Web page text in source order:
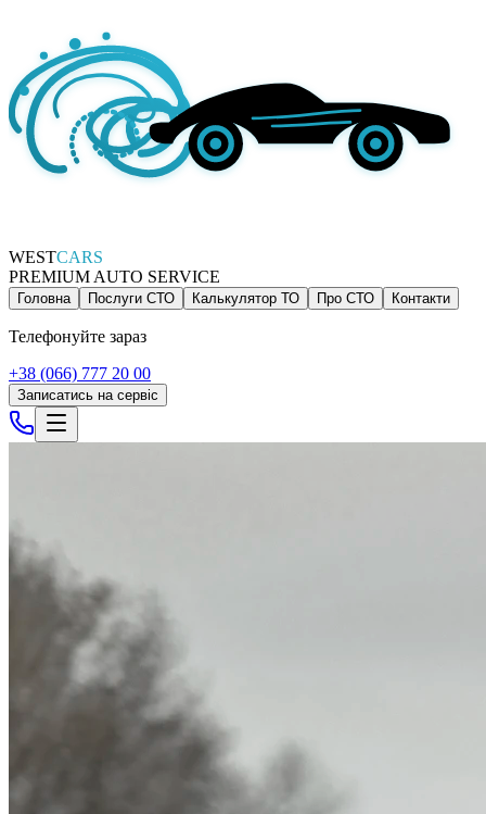
WESTCARS
PREMIUM AUTO SERVICE
Головна Послуги СТО Калькулятор ТО Про СТО Контакти
Телефонуйте зараз
+38 (066) 777 20 00
Записатись на сервіс